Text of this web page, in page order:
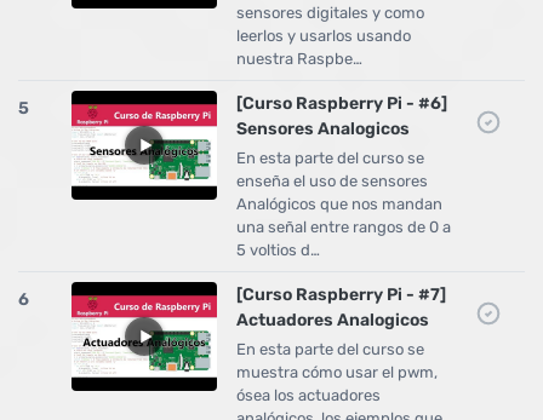
sensores digitales y como
leerlos y usarlos usando
nuestra Raspbe…
5
[Curso Raspberry Pi - #6]
Sensores Analogicos
En esta parte del curso se
enseña el uso de sensores
Analógicos que nos mandan
una señal entre rangos de 0 a
5 voltios d…
6
[Curso Raspberry Pi - #7]
Actuadores Analogicos
En esta parte del curso se
muestra cómo usar el pwm,
ósea los actuadores